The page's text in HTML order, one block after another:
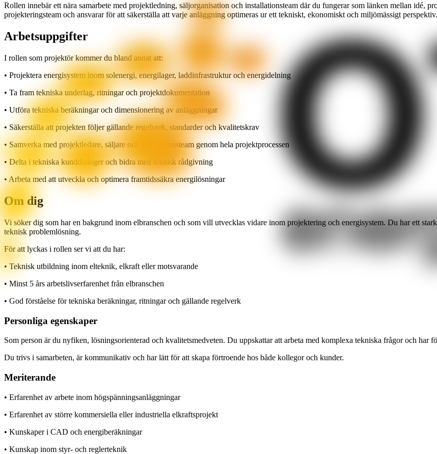
Rollen innebär ett nära samarbete med projektledning, säljorganisation och installationsteam där du fungerar som länken mellan idé,
projekteringsteam och ansvarar för att säkerställa att varje anläggning optimeras ur ett tekniskt, ekonomiskt och miljömässigt perspektiv.
Arbetsuppgifter
I rollen som projektör kommer du bland annat att:
• Projektera energisystem inom solenergi, energilager, laddinfrastruktur och energidelning
• Ta fram tekniska underlag, ritningar och projektdokumentation
• Utföra tekniska beräkningar och dimensionering av anläggningar
• Säkerställa att projekten följer gällande regelverk, standarder och kvalitetskrav
• Samverka med projektledare, säljare och installationsteam genom hela projektprocessen
• Delta i tekniska kunddialoger och bidra med teknisk rådgivning
• Arbeta med att utveckla och optimera framtidssäkra energilösningar
Om dig
Vi söker dig som har en bakgrund inom elbranschen och som vill utvecklas vidare inom projektering och energisystem. Du har ett
teknisk problemlösning.
För att lyckas i rollen ser vi att du har:
• Teknisk utbildning inom elteknik, elkraft eller motsvarande
• Minst 5 års arbetslivserfarenhet från elbranschen
• God förståelse för tekniska beräkningar, ritningar och gällande regelverk
Personliga egenskaper
Som person är du nyfiken, lösningsorienterad och kvalitetsmedveten. Du uppskattar att arbeta med komplexa tekniska frågor och har
Du trivs i samarbeten, är kommunikativ och har lätt för att skapa förtroende hos både kollegor och kunder.
Meriterande
• Erfarenhet av arbete inom högspänningsanläggningar
• Erfarenhet av större kommersiella eller industriella elkraftsprojekt
• Kunskaper i CAD och energiberäkningar
• Kunskap inom styr- och reglerteknik